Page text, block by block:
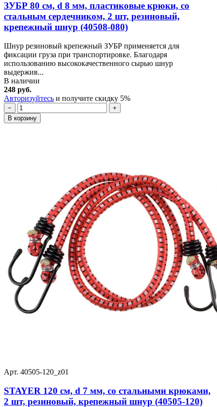
ЗУБР 80 см, d 8 мм, пластиковые крюки, со
стальным сердечником, 2 шт, резиновый,
крепежный шнур (40508-080)
Шнур резиновый крепежный ЗУБР применяется для
фиксации груза при транспортировке. Благодаря
использованию высококачественного сырью шнур
выдержив...
В наличии
248 руб.
Авторизуйтесь и получите скидку 5%
−
+
В корзину
Арт. 40505-120_z01
STAYER 120 см, d 7 мм, со стальными крюками,
2 шт, резиновый, крепежный шнур (40505-120)